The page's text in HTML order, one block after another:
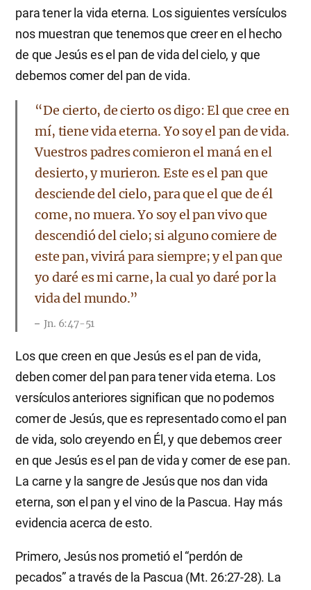
para tener la vida eterna. Los siguientes versículos
nos muestran que tenemos que creer en el hecho
de que Jesús es el pan de vida del cielo, y que
debemos comer del pan de vida.
“De cierto, de cierto os digo: El que cree en
mí, tiene vida eterna. Yo soy el pan de vida.
Vuestros padres comieron el maná en el
desierto, y murieron. Este es el pan que
desciende del cielo, para que el que de él
come, no muera. Yo soy el pan vivo que
descendió del cielo; si alguno comiere de
este pan, vivirá para siempre; y el pan que
yo daré es mi carne, la cual yo daré por la
vida del mundo.”
Jn. 6:47-51
Los que creen en que Jesús es el pan de vida,
deben comer del pan para tener vida eterna. Los
versículos anteriores significan que no podemos
comer de Jesús, que es representado como el pan
de vida, solo creyendo en Él, y que debemos creer
en que Jesús es el pan de vida y comer de ese pan.
La carne y la sangre de Jesús que nos dan vida
eterna, son el pan y el vino de la Pascua. Hay más
evidencia acerca de esto.
Primero, Jesús nos prometió el “perdón de
pecados” a través de la Pascua (Mt. 26:27-28). La